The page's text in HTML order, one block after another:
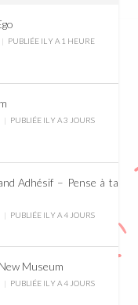
PUBLIÉE IL Y A 1 HEURE
PUBLIÉE IL Y A 3 JOURS
Adhésif – Pense à ta
PUBLIÉE IL Y A 4 JOURS
Museum
PUBLIÉE IL Y A 4 JOURS